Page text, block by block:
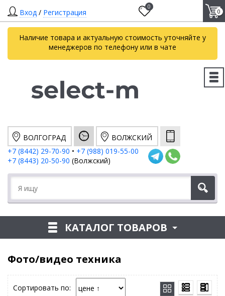
Вход / Регистрация
0
0
Наличие товара и актуальную стоимость уточняйте у
менеджеров по телефону или в чате
ВОЛГОГРАД
ВОЛЖСКИЙ
+7 (8442) 29-70-90 • +7 (988) 019-55-00
+7 (8443) 20-50-90 (Волжский)
КАТАЛОГ ТОВАРОВ
Фото/видео техника
Сортировать по: